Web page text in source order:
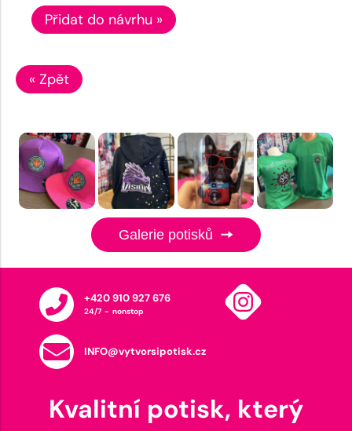
Přidat do návrhu »
« Zpět
Galerie potisků
+420 910 927 676
24/7 - nonstop
INFO@vytvorsipotisk.cz
Kvalitní potisk, který